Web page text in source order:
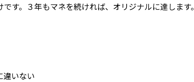
す。３年もマネを続ければ、オリジナルに達します。
違いない